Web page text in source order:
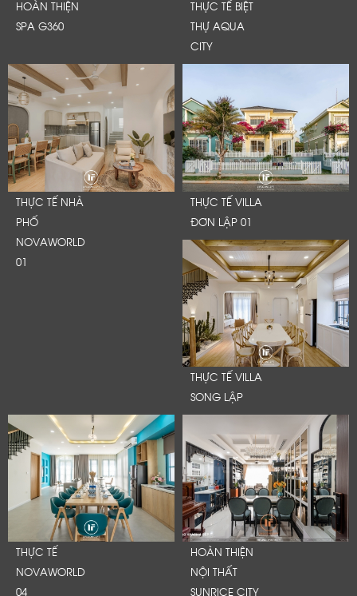
HOÀN THIỆN
SPA G360
THỰC TẾ BIỆT
THỰ AQUA
CITY
THỰC TẾ NHÀ
PHỐ
NOVAWORLD
01
THỰC TẾ VILLA
ĐƠN LẬP 01
THỰC TẾ VILLA
SONG LẬP
THỰC TẾ
NOVAWORLD
04
HOÀN THIỆN
NỘI THẤT
SUNRICE CITY